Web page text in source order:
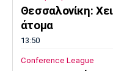
Θεσσαλονίκη:
άτομα
13:50
Conference League